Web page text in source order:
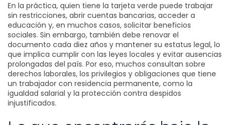
En la práctica, quien tiene la tarjeta verde puede trabajar
sin restricciones, abrir cuentas bancarias, acceder a
educación y, en muchos casos, solicitar beneficios
sociales. Sin embargo, también debe renovar el
documento cada diez años y mantener su estatus legal, lo
que implica cumplir con las leyes locales y evitar ausencias
prolongadas del país. Por eso, muchos consultan sobre
derechos laborales, los privilegios y obligaciones que tiene
un trabajador con residencia permanente, como la
igualdad salarial y la protección contra despidos
injustificados.